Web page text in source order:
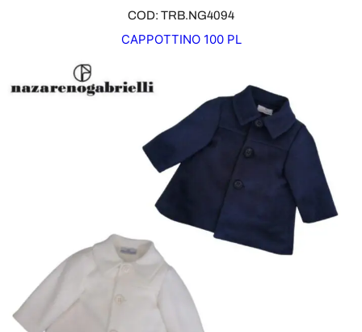
COD: TRB.NG4094
CAPPOTTINO 100 PL